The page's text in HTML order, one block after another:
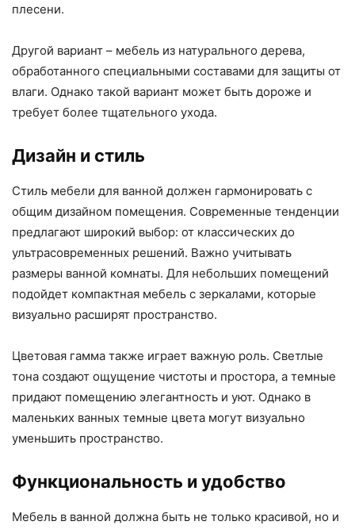
плесени.
Другой вариант – мебель из натурального дерева,
обработанного специальными составами для защиты от
влаги. Однако такой вариант может быть дороже и
требует более тщательного ухода.
Дизайн и стиль
Стиль мебели для ванной должен гармонировать с
общим дизайном помещения. Современные тенденции
предлагают широкий выбор: от классических до
ультрасовременных решений. Важно учитывать
размеры ванной комнаты. Для небольших помещений
подойдет компактная мебель с зеркалами, которые
визуально расширят пространство.
Цветовая гамма также играет важную роль. Светлые
тона создают ощущение чистоты и простора, а темные
придают помещению элегантность и уют. Однако в
маленьких ванных темные цвета могут визуально
уменьшить пространство.
Функциональность и удобство
Мебель в ванной должна быть не только красивой, но и